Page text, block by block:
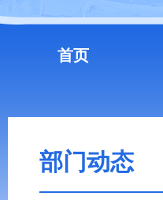
首页
部门动态